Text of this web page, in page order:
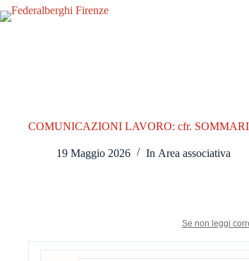
Salta
al
COMUNICAZIONI LAVORO: cfr.
19 Maggio 2026 In Area associativa
Se non leggi